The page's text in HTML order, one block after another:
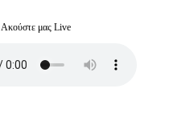
Ακούστε μας Live